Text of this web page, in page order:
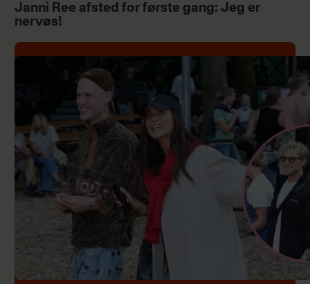
Janni Ree afsted for første gang: Jeg er
nervøs!